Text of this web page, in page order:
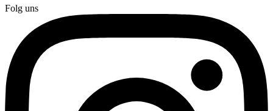
Folg uns